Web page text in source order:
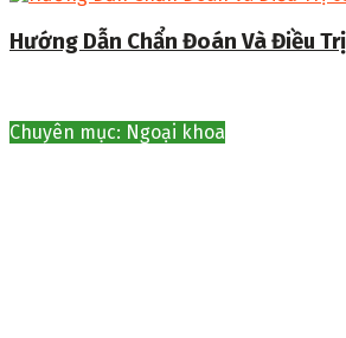
Hướng Dẫn Chẩn Đoán Và Điều
Chuyên mục: Ngoại khoa